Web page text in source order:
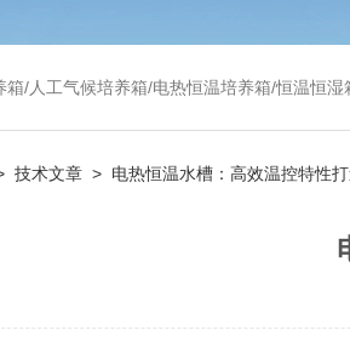
工气候培养箱/电热恒温培养箱/恒温恒湿箱/光照培养箱/二氧化碳培养箱
技术文章 > 电热恒温水槽：高效温控特性